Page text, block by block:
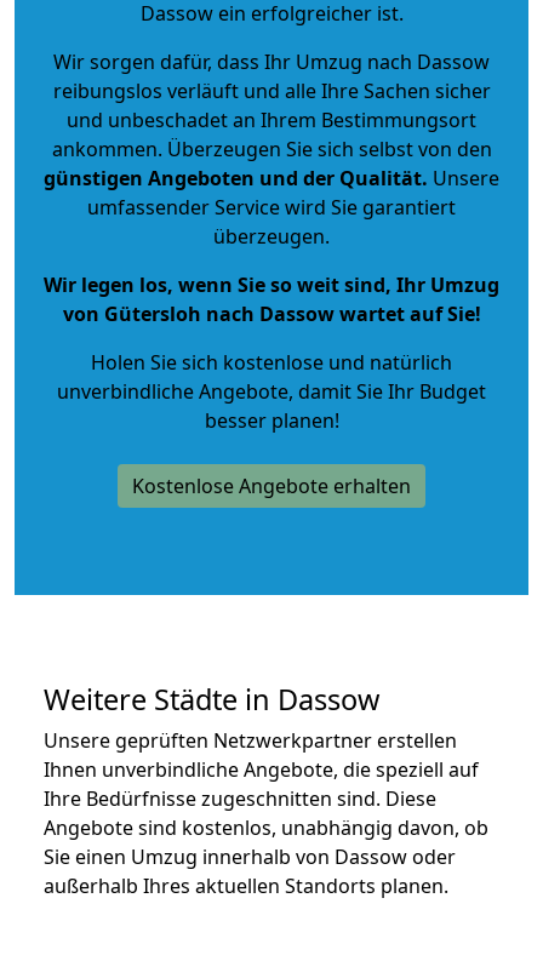
Dassow ein erfolgreicher ist.
Wir sorgen dafür, dass Ihr Umzug nach Dassow
reibungslos verläuft und alle Ihre Sachen sicher
und unbeschadet an Ihrem Bestimmungsort
ankommen. Überzeugen Sie sich selbst von den
günstigen Angeboten und der Qualität. Unsere
umfassender Service wird Sie garantiert
überzeugen.
Wir legen los, wenn Sie so weit sind, Ihr Umzug
von Gütersloh nach Dassow wartet auf Sie!
Holen Sie sich kostenlose und natürlich
unverbindliche Angebote, damit Sie Ihr Budget
besser planen!
Kostenlose Angebote erhalten
Weitere Städte in Dassow
Unsere geprüften Netzwerkpartner erstellen
Ihnen unverbindliche Angebote, die speziell auf
Ihre Bedürfnisse zugeschnitten sind. Diese
Angebote sind kostenlos, unabhängig davon, ob
Sie einen Umzug innerhalb von Dassow oder
außerhalb Ihres aktuellen Standorts planen.